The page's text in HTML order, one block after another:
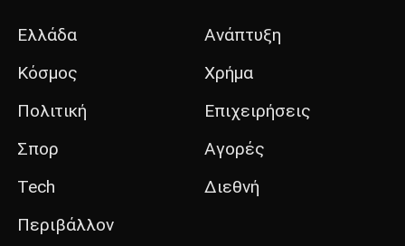
Ελλάδα
Κόσμος
Πολιτική
Σπορ
Tech
Περιβάλλον
Ανάπτυξη
Χρήμα
Επιχειρήσεις
Αγορές
Διεθνή